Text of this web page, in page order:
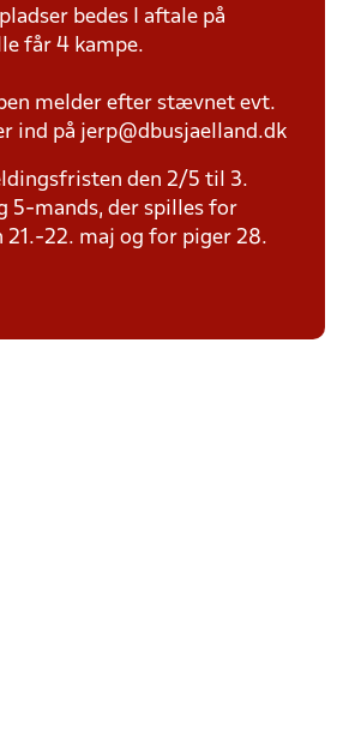
bedes I aftale på
får 4 kampe.
melder efter stævnet evt.
ind på jerp@dbusjaelland.dk
den 2/5 til 3.
5-mands, der spilles for
21.-22. maj og for piger 28.